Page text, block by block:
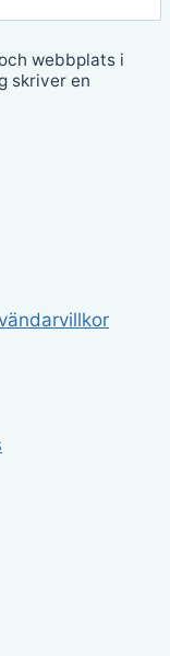
webbplats i
skriver en